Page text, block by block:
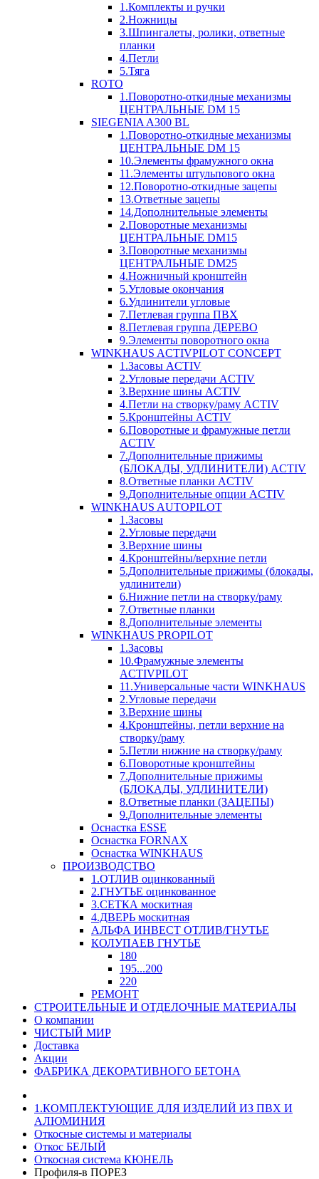
1.Комплекты и ручки
2.Ножницы
3.Шпингалеты, ролики, ответные
планки
4.Петли
5.Тяга
ROTO
1.Поворотно-откидные механизмы
ЦЕНТРАЛЬНЫЕ DM 15
SIEGENIA A300 BL
1.Поворотно-откидные механизмы
ЦЕНТРАЛЬНЫЕ DM 15
10.Элементы фрамужного окна
11.Элементы штульпового окна
12.Поворотно-откидные зацепы
13.Ответные зацепы
14.Дополнительные элементы
2.Поворотные механизмы
ЦЕНТРАЛЬНЫЕ DM15
3.Поворотные механизмы
ЦЕНТРАЛЬНЫЕ DM25
4.Ножничный кронштейн
5.Угловые окончания
6.Удлинители угловые
7.Петлевая группа ПВХ
8.Петлевая группа ДЕРЕВО
9.Элементы поворотного окна
WINKHAUS ACTIVPILOT CONCEPT
1.Засовы ACTIV
2.Угловые передачи ACTIV
3.Верхние шины ACTIV
4.Петли на створку/раму ACTIV
5.Кронштейны ACTIV
6.Поворотные и фрамужные петли
ACTIV
7.Дополнительные прижимы
(БЛОКАДЫ, УДЛИНИТЕЛИ) ACTIV
8.Ответные планки ACTIV
9.Дополнительные опции ACTIV
WINKHAUS AUTOPILOT
1.Засовы
2.Угловые передачи
3.Верхние шины
4.Кронштейны/верхние петли
5.Дополнительные прижимы (блокады,
удлинители)
6.Нижние петли на створку/раму
7.Ответные планки
8.Дополнительные элементы
WINKHAUS PROPILOT
1.Засовы
10.Фрамужные элементы
ACTIVPILOT
11.Универсальные части WINKHAUS
2.Угловые передачи
3.Верхние шины
4.Кронштейны, петли верхние на
створку/раму
5.Петли нижние на створку/раму
6.Поворотные кронштейны
7.Дополнительные прижимы
(БЛОКАДЫ, УДЛИНИТЕЛИ)
8.Ответные планки (ЗАЦЕПЫ)
9.Дополнительные элементы
Оснастка ESSE
Оснастка FORNAX
Оснастка WINKHAUS
ПРОИЗВОДСТВО
1.ОТЛИВ оцинкованный
2.ГНУТЬЕ оцинкованное
3.СЕТКА москитная
4.ДВЕРЬ москитная
АЛЬФА ИНВЕСТ ОТЛИВ/ГНУТЬЕ
КОЛУПАЕВ ГНУТЬЕ
180
195...200
220
РЕМОНТ
СТРОИТЕЛЬНЫЕ И ОТДЕЛОЧНЫЕ МАТЕРИАЛЫ
О компании
ЧИСТЫЙ МИР
Доставка
Акции
ФАБРИКА ДЕКОРАТИВНОГО БЕТОНА
1.КОМПЛЕКТУЮЩИЕ ДЛЯ ИЗДЕЛИЙ ИЗ ПВХ И
АЛЮМИНИЯ
Откосные системы и материалы
Откос БЕЛЫЙ
Откосная система КЮНЕЛЬ
Профиля-в ПОРЕЗ